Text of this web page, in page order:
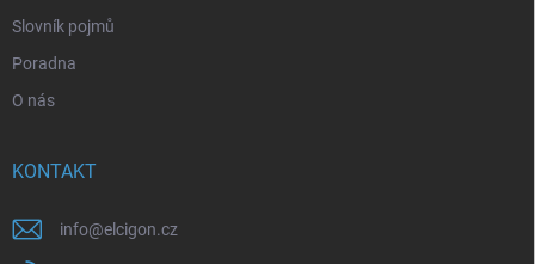
Slovník pojmů
Poradna
O nás
KONTAKT
info@elcigon.cz